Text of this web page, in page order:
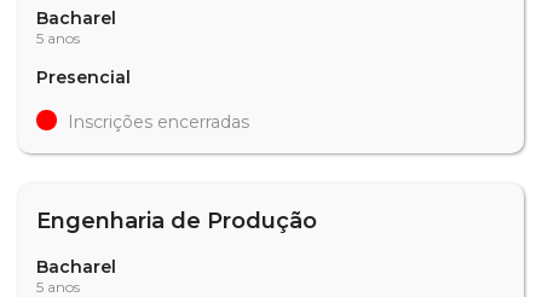
Bacharel
5 anos
Presencial
Inscrições encerradas
Engenharia de Produção
Bacharel
5 anos